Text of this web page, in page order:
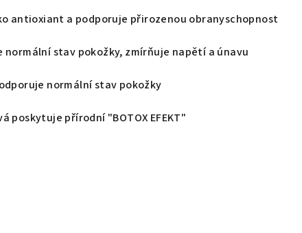
antioxiant a podporuje přirozenou obranyschopnost
normální stav pokožky, zmírňuje napětí a únavu
normální stav pokožky
poskytuje přírodní "BOTOX EFEKT"